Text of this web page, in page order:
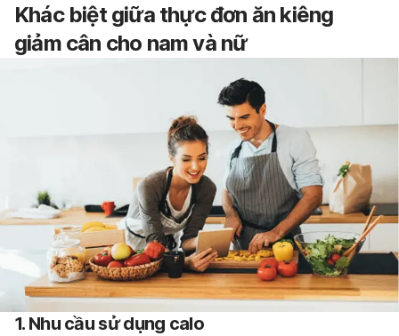
Khác biệt giữa thực đơn ăn kiêng
giảm cân cho nam và nữ
1. Nhu cầu sử dụng calo